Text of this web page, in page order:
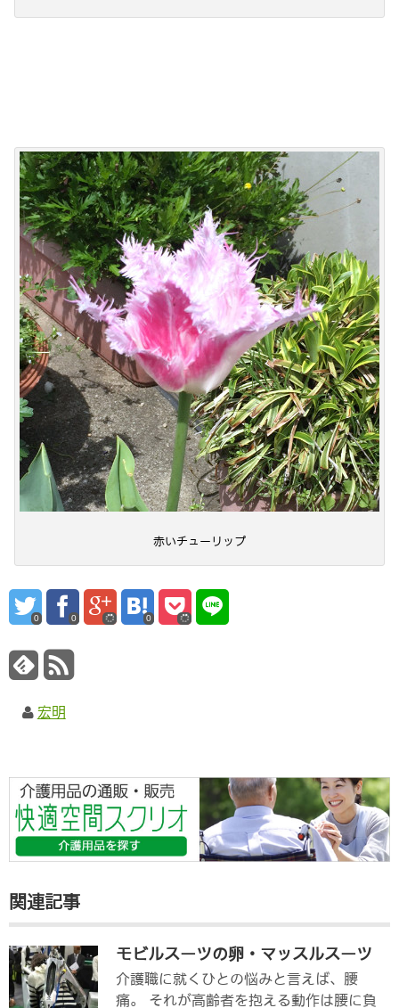
赤いチューリップ
0 0 0
宏明
関連記事
モビルスーツの卵・マッスルスーツ
介護職に就くひとの悩みと言えば、腰
痛。 それが高齢者を抱える動作は腰に負